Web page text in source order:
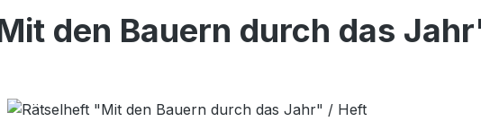
den Bauern durch das